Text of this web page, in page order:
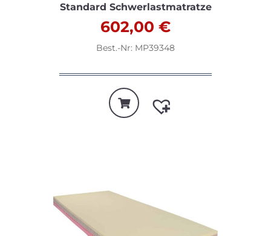
Standard Schwerlastmatratze
602,00 €
Best.-Nr: MP39348